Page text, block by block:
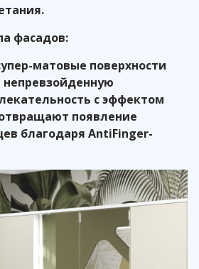
фасадов:
матовые поверхности
с эффектом
появление
благодаря AntiFinger-